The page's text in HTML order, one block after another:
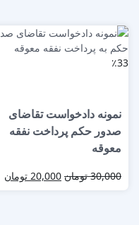
٪33
نمونه دادخواست تقاضای
صدور حکم پرداخت نفقه
معوقه
30,000 تومان 20,000 تومان